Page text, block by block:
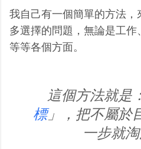
我自己有一個簡單的方法
多選擇的問題，無論是工
等等各個方面。
這個方法就是
標」，把不屬於
一步就淘